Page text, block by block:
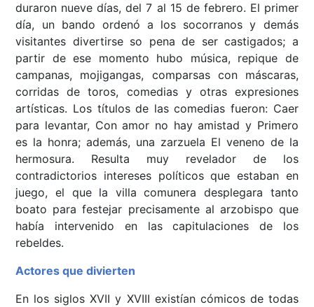
duraron nueve días, del 7 al 15 de febrero. El primer
día, un bando ordenó a los socorranos y demás
visitantes divertirse so pena de ser castigados; a
partir de ese momento hubo música, repique de
campanas, mojigangas, comparsas con máscaras,
corridas de toros, comedias y otras expresiones
artísticas. Los títulos de las comedias fueron: Caer
para levantar, Con amor no hay amistad y Primero
es la honra; además, una zarzuela El veneno de la
hermosura. Resulta muy revelador de los
contradictorios intereses políticos que estaban en
juego, el que la villa comunera desplegara tanto
boato para festejar precisamente al arzobispo que
había intervenido en las capitulaciones de los
rebeldes.
Actores que divierten
En los siglos XVII y XVIII existían cómicos de todas